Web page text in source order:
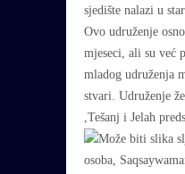
sjedište nalazi u
Ovo udruženje
mjeseci, ali su već
mladog udruženja
stvari. Udruženje
,Tešanj i Jelah